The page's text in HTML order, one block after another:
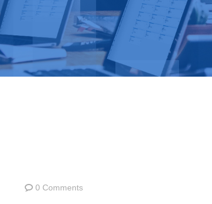
0 Comments